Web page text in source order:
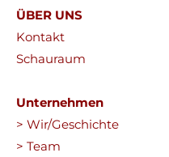
ÜBER UNS
Kontakt
Schauraum
Unternehmen
> Wir/Geschichte
> Team